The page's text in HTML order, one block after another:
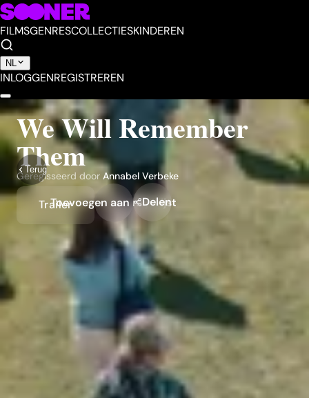
FILMSGENRESCOLLECTIESKINDEREN
NL
INLOGGENREGISTREREN
Terug
We Will Remember
Them
Geregisseerd door Annabel Verbeke
Trailer
Toevoegen aan mijn lijst
Delen